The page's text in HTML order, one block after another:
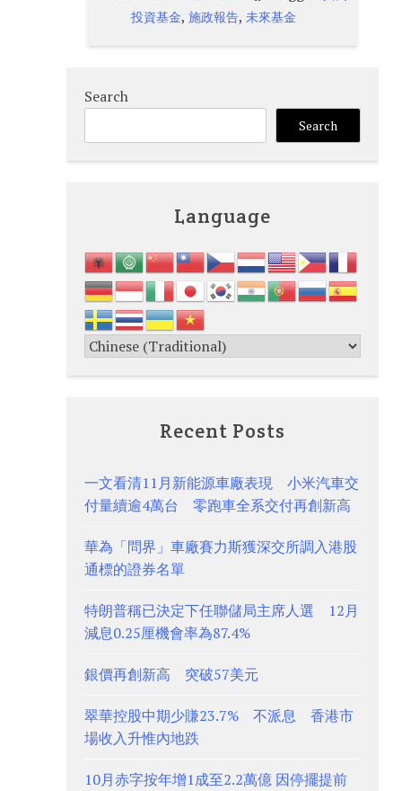
投資基金,施政報告,未來基金
Search
Search
Language
Recent Posts
一文看清11月新能源車廠表現 小米汽車交
付量續逾4萬台 零跑車全系交付再創新高
華為「問界」車廠賽力斯獲深交所調入港股
通標的證券名單
特朗普稱已決定下任聯儲局主席人選 12月
減息0.25厘機會率為87.4%
銀價再創新高 突破57美元
翠華控股中期少賺23.7% 不派息 香港市
場收入升惟內地跌
10月赤字按年增1成至2.2萬億 因停擺提前